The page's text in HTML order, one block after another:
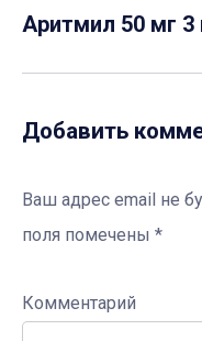
Аритмил 50 мг
Добавить
Ваш адрес email не
поля помечены *
Комментарий